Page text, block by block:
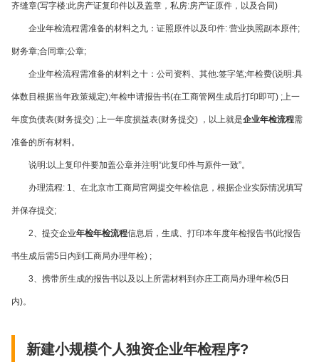
齐缝章(写字楼:此房产证复印件以及盖章，私房:房产证原件，以及合同)
企业年检流程需准备的材料之九： 证照原件以及印件: 营业执照副本原件;
财务章;合同章;公章;
企业年检流程需准备的材料之十： 公司资料、其他:签字笔;年检费(说明 :具
体数目根据当年政策规定);年检申请报告书(在工商管网生成后打印即可) ;上一
年度负债表(财务提交) ;上一年度损益表(财务提交) ，以上就是企业年检流程需
准备的所有材料。
说明 :以上复印件要加盖公章并注明“此复印件与原件一致”。
办理流程: 1、在北京市工商局官网提交年检信息，根据企业实际情况填写
并保存提交;
2、提交企业年检年检流程信息后，生成、打印本年度年检报告书(此报告
书生成后需5 日内到工商局办理年检) ;
3、携带所生成的报告书以及以上所需材料到亦庄工商局办理年检(5 日
内)。
新建小规模个人独资企业年检程序?